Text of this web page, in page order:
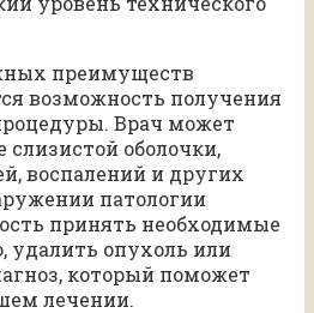
преимуществ
возможность получения
Врач может
слизистой оболочки,
воспалений и других
патологии
принять необходимые
удалить опухоль или
который поможет
лечении.